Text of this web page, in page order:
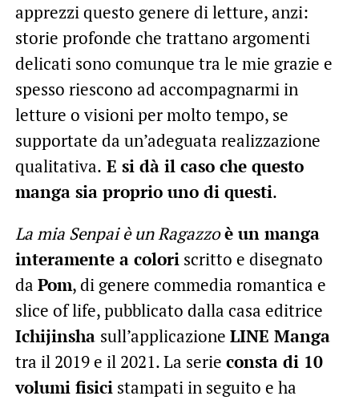
apprezzi questo genere di letture, anzi:
storie profonde che trattano argomenti
delicati sono comunque tra le mie grazie e
spesso riescono ad accompagnarmi in
letture o visioni per molto tempo, se
supportate da un’adeguata realizzazione
qualitativa. E si dà il caso che questo
manga sia proprio uno di questi.
La mia Senpai è un Ragazzoè un manga
interamente a coloriscritto e disegnato
da Pom, di genere commedia romantica e
slice of life, pubblicato dalla casa editrice
Ichijinsha sull’applicazione LINE Manga
tra il 2019 e il 2021. La serie consta di 10
volumi fisicistampati in seguito e ha